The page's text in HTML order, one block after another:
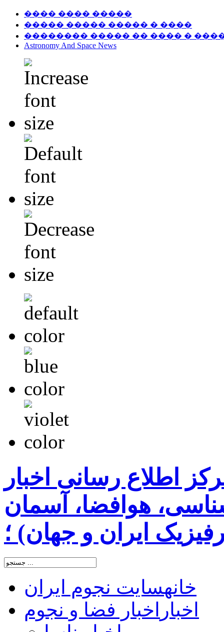
���� ���� �����
����� ����� ����� � ����
�������� ����� �� ���� �
Astronomy And Space News
اطلاع رسانی اخبار
هوافضا، آسمان
ایران و جهان) ؛
خانهسایت نجوم ایران
اخبار اخبار فضا و نجوم